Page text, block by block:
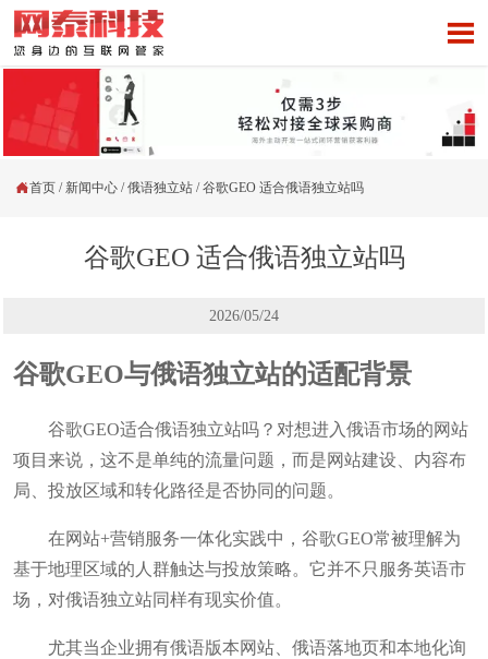

首页 / 新闻中心 /俄语独立站 /谷歌GEO 适合俄语独立站吗
谷歌GEO 适合俄语独立站吗
2026/05/24
谷歌GEO与俄语独立站的适配背景
谷歌GEO适合俄语独立站吗？对想进入俄语市场的网站
项目来说，这不是单纯的流量问题，而是网站建设、内容布
局、投放区域和转化路径是否协同的问题。
在网站+营销服务一体化实践中，谷歌GEO常被理解为
基于地理区域的人群触达与投放策略。它并不只服务英语市
场，对俄语独立站同样有现实价值。
尤其当企业拥有俄语版本网站、俄语落地页和本地化询